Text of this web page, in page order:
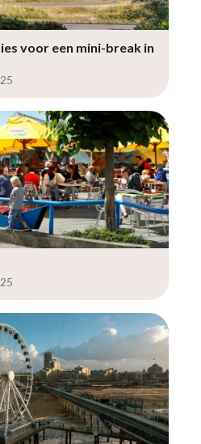
voor een mini-break in